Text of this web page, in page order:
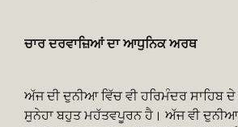
ਚਾਰ ਦਰਵਾਜ਼ਿਆਂ ਦਾ ਆਧੁਨਿਕ ਅਰਥ
ਅੱਜ ਦੀ ਦੁਨੀਆ ਵਿੱਚ ਵੀ ਹਰਿਮੰਦਰ ਸਾਹਿਬ
ਸੁਨੇਹਾ ਬਹੁਤ ਮਹੱਤਵਪੂਰਨ ਹੈ। ਅੱਜ ਵੀ ਦੁਨੀਆ